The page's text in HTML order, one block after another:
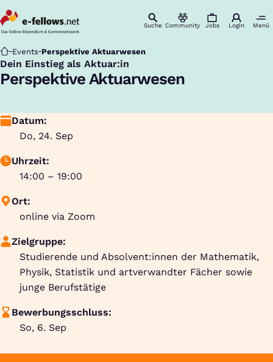
Suche Community Jobs Login Menü
Startseite
Events Perspektive Aktuarwesen
Dein Einstieg als Aktuar:in
:
Perspektive Aktuarwesen
Datum:
Do, 24. Sep
Uhrzeit:
14:00 – 19:00
Ort:
online via Zoom
Zielgruppe:
Studierende und Absolvent:innen der Mathematik,
Physik, Statistik und artverwandter Fächer sowie
junge Berufstätige
Bewerbungsschluss:
So, 6. Sep